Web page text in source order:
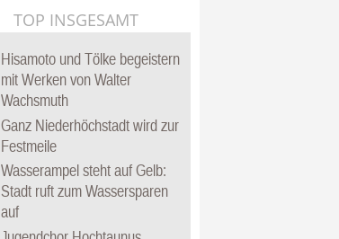
TOP INSGESAMT
Hisamoto und Tölke begeistern
mit Werken von Walter
Wachsmuth
Ganz Niederhöchstadt wird zur
Festmeile
Wasserampel steht auf Gelb:
Stadt ruft zum Wassersparen
auf